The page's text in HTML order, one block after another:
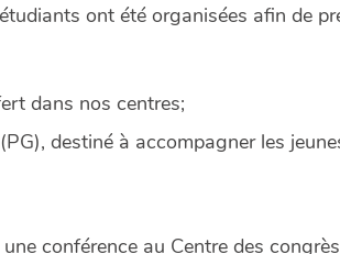
ont été organisées afin de
dans nos centres;
(PG), destiné à accompagner les
conférence au Centre des